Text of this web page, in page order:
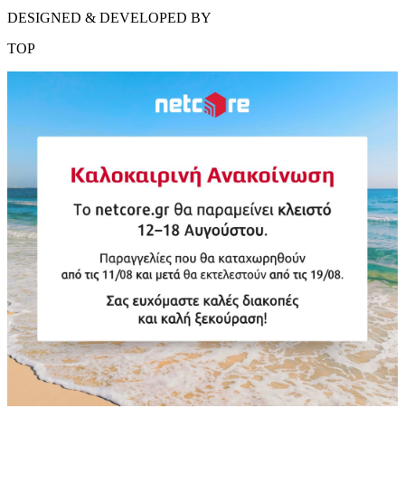
DESIGNED & DEVELOPED BY
TOP